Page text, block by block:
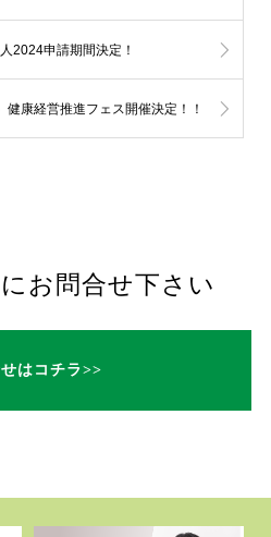
2024申請期間決定！
健康経営推進フェス開催決定！！
お問合せ下さい
はコチラ>>